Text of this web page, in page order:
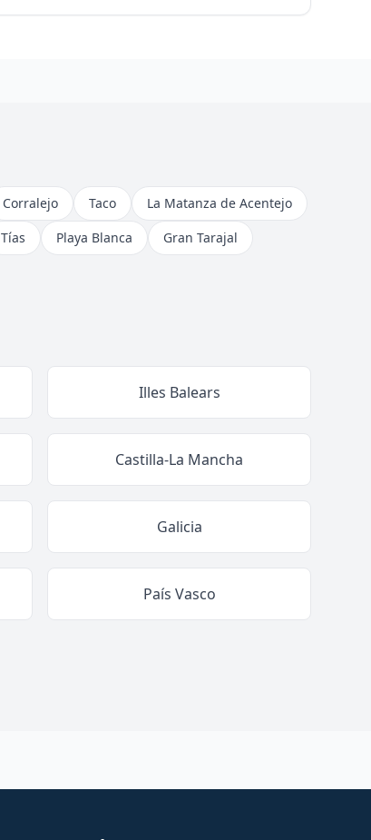
Corralejo Taco
La Matanza de Acentejo
Tías Playa Blanca
Gran Tarajal
Illes Balears
Castilla-La Mancha
Galicia
País Vasco